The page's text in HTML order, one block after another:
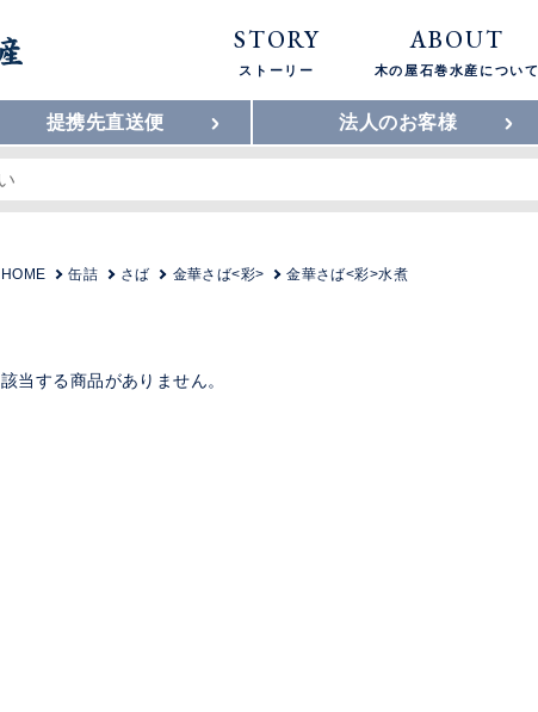
STORY
ストーリー
ABOUT
木の屋石巻水産について
提携先直送便 法人のお客様
HOME 缶詰 さば 金華さば<彩> 金華さば<彩>水煮
該当する商品がありません。